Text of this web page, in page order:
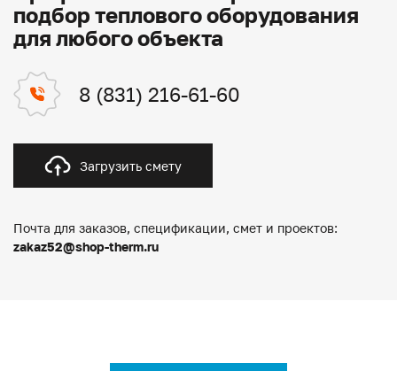
подбор теплового оборудования
для любого объекта
8 (831) 216-61-60
Загрузить смету
Почта для заказов, спецификации, смет и проектов:
zakaz52@shop-therm.ru